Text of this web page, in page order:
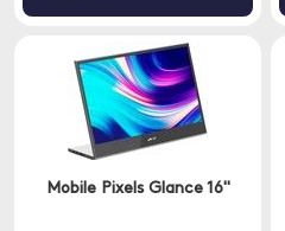
Mobile Pixels Glance 16"